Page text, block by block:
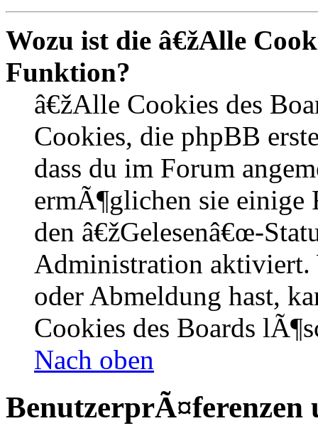
Wozu ist die â€žAlle
Funktion?
â€žAlle Cookies des
Cookies, die phpBB
dass du im Forum
ermÃ¶glichen sie einige
den â€žGelesenâ€œ-
Administration aktiviert.
oder Abmeldung hast,
Cookies des Boards
Nach oben
BenutzerprÃ¤ferenzen